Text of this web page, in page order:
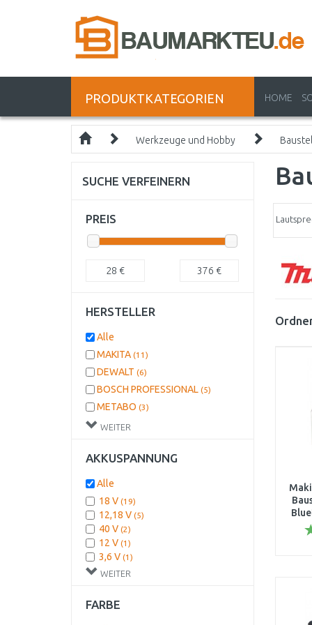
PRODUKTKATEGORIEN HOME
Werkzeuge und Hobby
SUCHE VERFEINERN
PREIS
28 € 376 €
HERSTELLER
WEITER
Alle
MAKITA (11)
DEWALT (6)
BOSCH PROFESSIONAL (5)
METABO (3)
EINHELL
AKKUSPANNUNG
WEITER
Alle
18 V (19)
12,18 V (5)
40 V (2)
12 V (1)
3,6 V (1)
FARBE